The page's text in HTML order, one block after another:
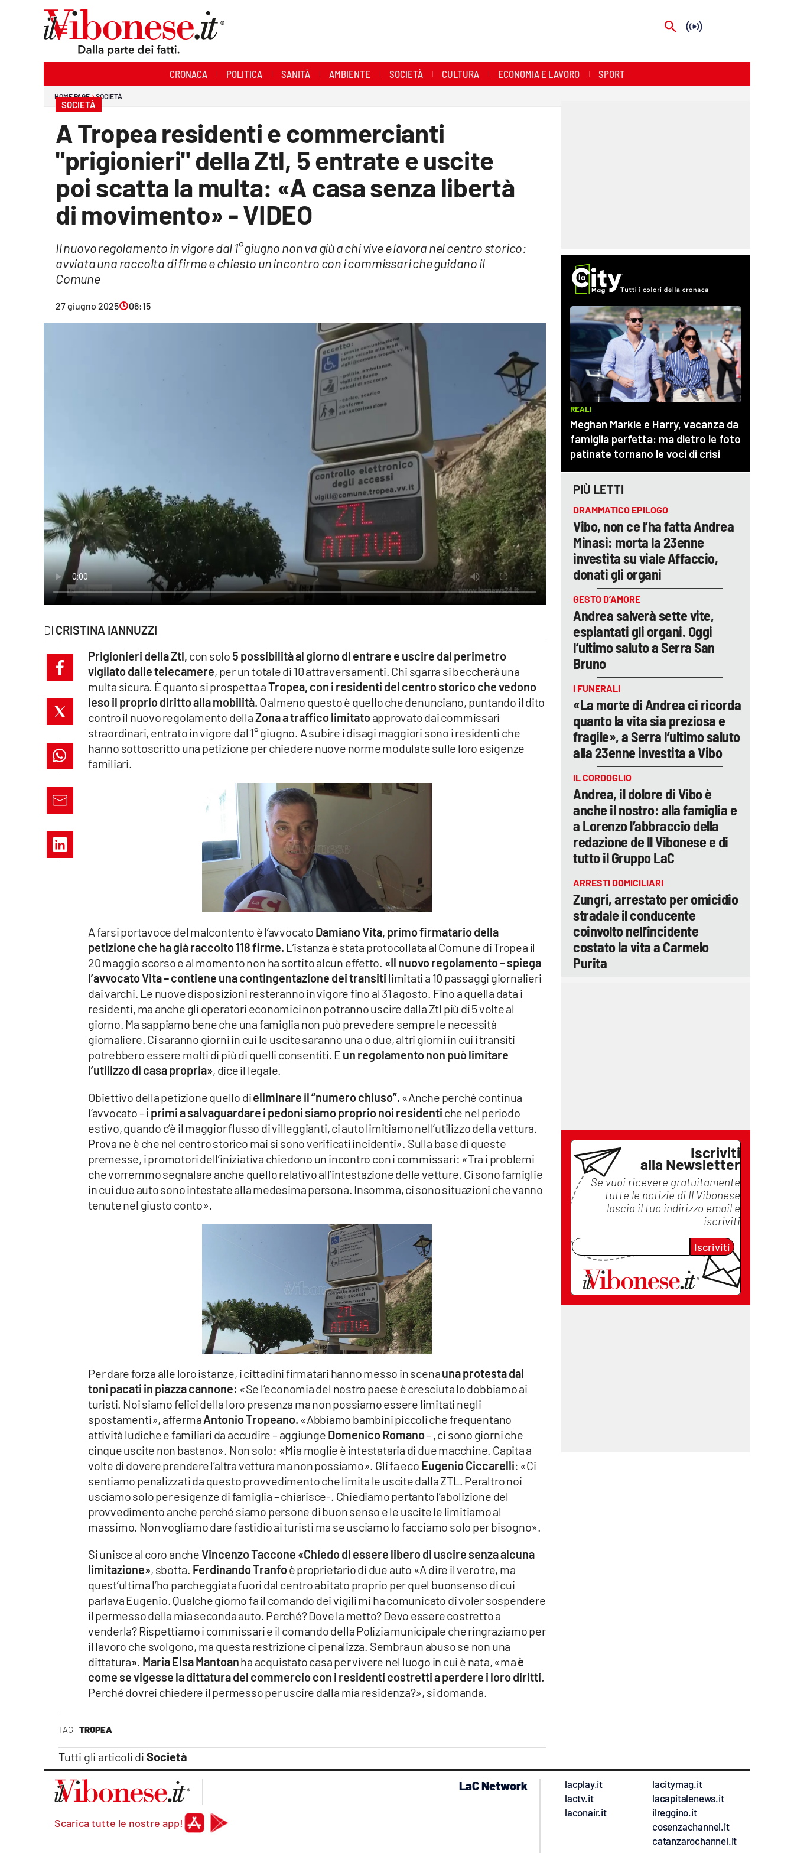
Economia e Lavoro
cosenzachannel.it
ilvibonese.it
catanzarochannel.it
lacapitalenews.it
CRONACA POLITICA SANITÀ AMBIENTE SOCIETÀ CULTURA ECONOMIA E LAVORO SPORT
HOME PAGE SOCIETÀ
SOCIETÀ
A Tropea residenti e commercianti
"prigionieri" della Ztl, 5 entrate e uscite
poi scatta la multa: «A casa senza libertà
di movimento» - VIDEO
Il nuovo regolamento in vigore dal 1° giugno non va giù a chi vive e lavora nel centro storico:
avviata una raccolta di firme e chiesto un incontro con i commissari che guidano il
Comune
27 giugno 2025 06:15
CRISTINA IANNUZZI
TAG TROPEA
Tutti gli articoli di Società
Prigionieri della Ztl, con solo 5 possibilità al giorno di entrare e uscire dal perimetro
vigilato dalle telecamere, per un totale di 10 attraversamenti. Chi sgarra si beccherà una
multa sicura. È quanto si prospetta aTropea, con i residenti del centro storico che vedono
leso il proprio diritto alla mobilità. O almeno questo è quello che denunciano, puntando il dito
contro il nuovo regolamento dellaZona a traffico limitatoapprovato dai commissari
straordinari, entrato in vigore dal 1° giugno. A subire i disagi maggiori sono i residenti che
hanno sottoscritto una petizione per chiedere nuove norme modulate sulle loro esigenze
familiari.
A farsi portavoce del malcontento è l’avvocato Damiano Vita, primo firmatario della
petizione che ha già raccolto 118 firme. L’istanza è stata protocollata al Comune di Tropea il
20 maggio scorso e al momento non ha sortito alcun effetto. «Il nuovo regolamento – spiega
l’avvocato Vita – contiene una contingentazione dei transiti limitati a 10 passaggi giornalieri
dai varchi. Le nuove disposizioni resteranno in vigore fino al 31 agosto. Fino a quella data i
residenti, ma anche gli operatori economici non potranno uscire dalla Ztl più di 5 volte al
giorno. Ma sappiamo bene che una famiglia non può prevedere sempre le necessità
giornaliere. Ci saranno giorni in cui le uscite saranno una o due, altri giorni in cui i transiti
potrebbero essere molti di più di quelli consentiti. E un regolamento non può limitare
l’utilizzo di casa propria», dice il legale.
Obiettivo della petizione quello dieliminare il “numero chiuso”. «Anche perché continua
l’avvocato –i primi a salvaguardare i pedoni siamo proprio noi residenti che nel periodo
estivo, quando c’è il maggior flusso di villeggianti, ci auto limitiamo nell’utilizzo della vettura.
Prova ne è che nel centro storico mai si sono verificati incidenti». Sulla base di queste
premesse, i promotori dell’iniziativa chiedono un incontro con i commissari: «Tra i problemi
che vorremmo segnalare anche quello relativo all’intestazione delle vetture. Ci sono famiglie
in cui due auto sono intestate alla medesima persona. Insomma, ci sono situazioni che vanno
tenute nel giusto conto».
Per dare forza alle loro istanze, i cittadini firmatari hanno messo in scenauna protesta dai
toni pacati in piazza cannone: «Se l’economia del nostro paese è cresciuta lo dobbiamo ai
turisti. Noi siamo felici della loro presenza ma non possiamo essere limitati negli
spostamenti», affermaAntonio Tropeano. «Abbiamo bambini piccoli che frequentano
attività ludiche e familiari da accudire – aggiunge Domenico Romano– , ci sono giorni che
cinque uscite non bastano». Non solo: «Mia moglie è intestataria di due macchine. Capita a
volte di dovere prendere l’altra vettura ma non possiamo». Gli fa eco Eugenio Ciccarelli: «Ci
sentiamo penalizzati da questo provvedimento che limita le uscite dalla ZTL. Peraltro noi
usciamo solo per esigenze di famiglia – chiarisce-. Chiediamo pertanto l’abolizione del
provvedimento anche perché siamo persone di buon senso e le uscite le limitiamo al
massimo. Non vogliamo dare fastidio ai turisti ma se usciamo lo facciamo solo per bisogno».
Si unisce al coro ancheVincenzo Taccone «Chiedo di essere libero di uscire senza alcuna
limitazione», sbotta. Ferdinando Tranfoè proprietario di due auto «A dire il vero tre, ma
quest’ultima l’ho parcheggiata fuori dal centro abitato proprio per quel buonsenso di cui
parlava Eugenio. Qualche giorno fa il comando dei vigili mi ha comunicato di voler sospendere
il permesso della mia seconda auto. Perché? Dove la metto? Devo essere costretto a
venderla? Rispettiamo i commissari e il comando della Polizia municipale che ringraziamo per
il lavoro che svolgono, ma questa restrizione ci penalizza. Sembra un abuso se non una
dittatura» Maria Elsa Mantoanha acquistato casa per vivere nel luogo in cui è nata, «maè
come se vigesse la dittatura del commercio con i residenti costretti a perdere i loro diritti.
Perché dovrei chiedere il permesso per uscire dalla mia residenza?», si domanda.
PIÙ LETTI
DRAMMATICO EPILOGO
Vibo, non ce l’ha fatta Andrea
Minasi: morta la 23enne
investita su viale Affaccio,
donati gli organi
GESTO D’AMORE
Andrea salverà sette vite,
espiantati gli organi. Oggi
l’ultimo saluto a Serra San
Bruno
I FUNERALI
«La morte di Andrea ci ricorda
quanto la vita sia preziosa e
fragile», a Serra l’ultimo saluto
alla 23enne investita a Vibo
IL CORDOGLIO
Andrea, il dolore di Vibo è
anche il nostro: alla famiglia e
a Lorenzo l’abbraccio della
redazione de Il Vibonese e di
tutto il Gruppo LaC
ARRESTI DOMICILIARI
Zungri, arrestato per omicidio
stradale il conducente
coinvolto nell'incidente
costato la vita a Carmelo
Purita
Iscriviti
alla Newsletter
Se vuoi ricevere gratuitamente
tutte le notizie di Il Vibonese
lascia il tuo indirizzo email e
iscriviti
Iscriviti
Scarica tutte le nostre app!
LaC Network
lacplay.it
lactv.it
laconair.it
lacitymag.it
lacapitalenews.it
ilreggino.it
cosenzachannel.it
catanzarochannel.it